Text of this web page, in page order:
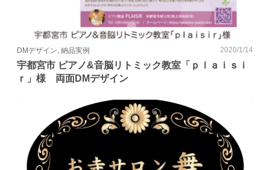
DMデザイン, 納品実例 2020/1/14
宇都宮市 ピアノ&音脳リトミック教室「ｐｌａｉｓｉ
ｒ」様 両面DMデザイン